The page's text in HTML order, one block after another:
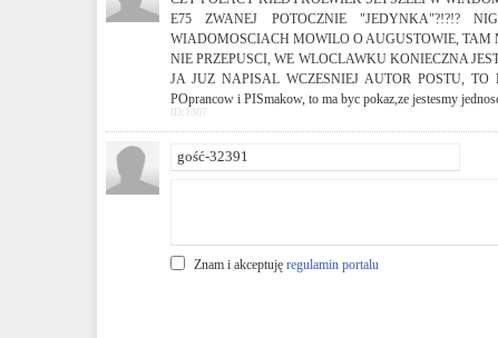
E75 ZWANEJ POTOCZNIE "JEDYNKA"?!?!?
WIADOMOSCIACH MOWILO O AUGUSTOWIE,
NIE PRZEPUSCI, WE WLOCLAWKU KONIECZNA
JA JUZ NAPISAL WCZESNIEJ AUTOR POSTU,
POprancow i PISmakow, to ma byc pokaz,ze jestesmy
ID:1307
Znam i akceptuję regulamin portalu